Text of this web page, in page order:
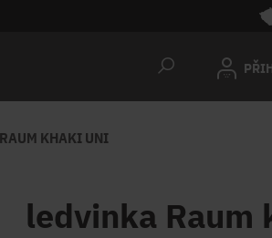
KHAKI UNI
ledvinka Raum